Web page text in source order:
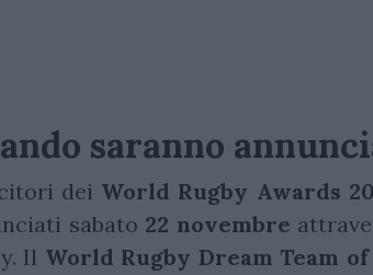
saranno
dei World Rugby Awards
sabato 22 novembre
Il World Rugby Dream Team